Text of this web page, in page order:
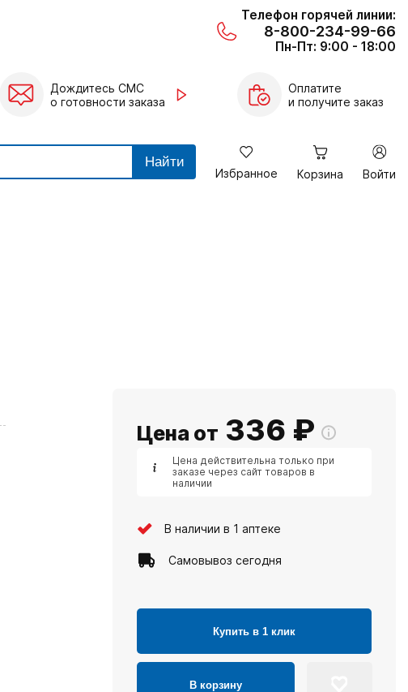
Телефон горячей линии:
8-800-234-99-66
Пн-Пт: 9:00 - 18:00
Дождитесь СМС
о готовности заказа
Оплатите
и получите заказ
Найти
Избранное Корзина Войти
Цена от 336 ₽
Цена действительна только при
заказе через сайт товаров в
наличии
В наличии в 1 аптеке
Самовывоз сегодня
Купить в 1 клик
В корзину